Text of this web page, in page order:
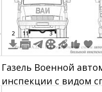
2 11 3
Газель Военной
инспекции с видом